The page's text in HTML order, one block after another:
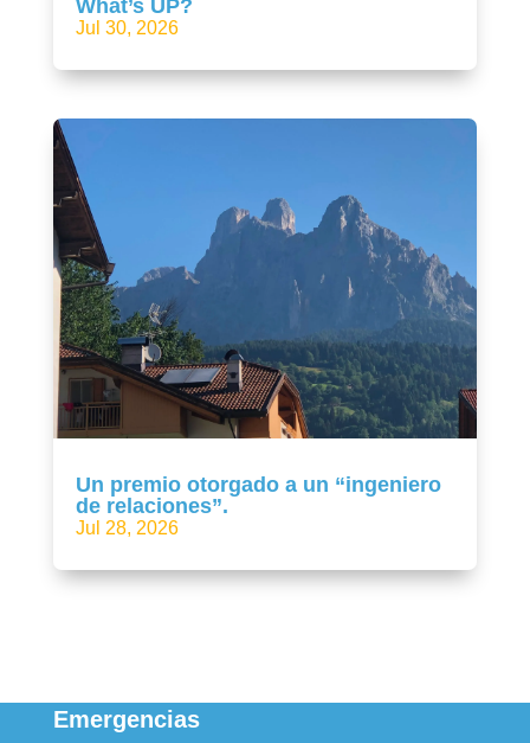
What’s UP?
Jul 30, 2026
Un premio otorgado a un “ingeniero
de relaciones”.
Jul 28, 2026
Emergencias